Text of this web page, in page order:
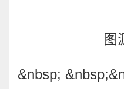
图
&nbsp;